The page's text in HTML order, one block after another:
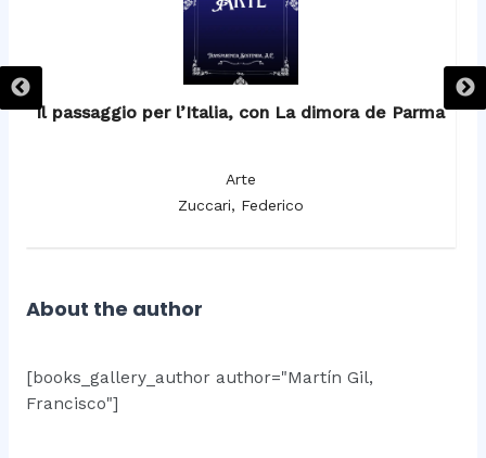
Il passaggio per l’Italia, con La dimora de Parma
Arte
Zuccari, Federico
About the author
[books_gallery_author author="Martín Gil,
Francisco"]